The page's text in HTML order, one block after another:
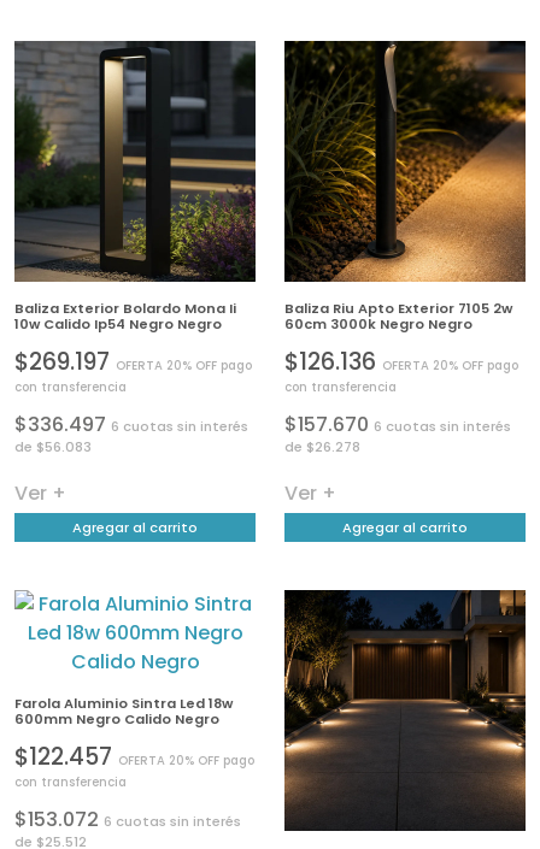
Baliza Exterior Bolardo Mona Ii
10w Calido Ip54 Negro Negro
$269.197 OFERTA 20% OFF pago
con transferencia
$336.497 6 cuotas sin interés
de $56.083
Ver +
Agregar al carrito
Baliza Riu Apto Exterior 7105 2w
60cm 3000k Negro Negro
$126.136 OFERTA 20% OFF pago
con transferencia
$157.670 6 cuotas sin interés
de $26.278
Ver +
Agregar al carrito
Farola Aluminio Sintra Led 18w
600mm Negro Calido Negro
$122.457 OFERTA 20% OFF pago
con transferencia
$153.072 6 cuotas sin interés
de $25.512